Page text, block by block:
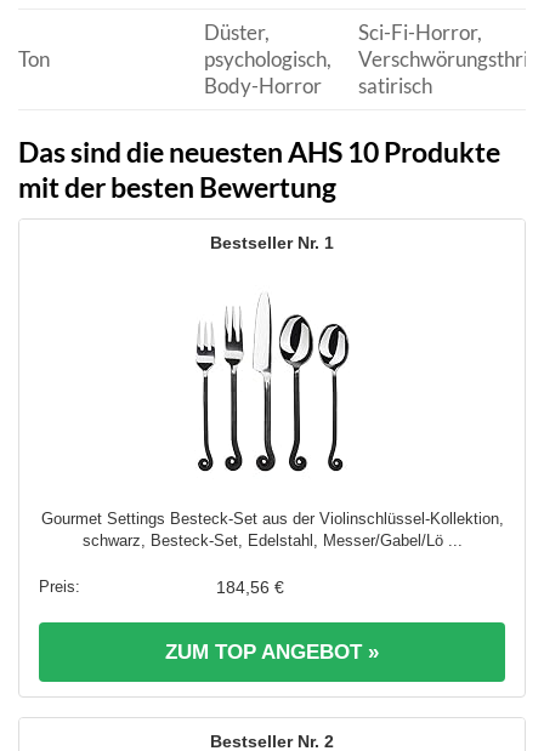
Ton
Düster,
psychologisch,
Body-Horror
Sci-Fi-Horror,
satirisch
Das sind die neuesten AHS 10 Produkte
mit der besten Bewertung
1
Gourmet Settings Besteck-Set aus der Violinschlüssel-Kollektion,
schwarz, Besteck-Set, Edelstahl, Messer/Gabel/Lö ...
184,56 €
ZUM TOP ANGEBOT »
2